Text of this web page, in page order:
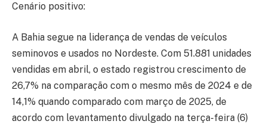
Cenário positivo:
A Bahia segue na liderança de vendas de veículos
seminovos e usados no Nordeste. Com 51.881 unidades
vendidas em abril, o estado registrou crescimento de
26,7% na comparação com o mesmo mês de 2024 e de
14,1% quando comparado com março de 2025, de
acordo com levantamento divulgado na terça-feira (6)